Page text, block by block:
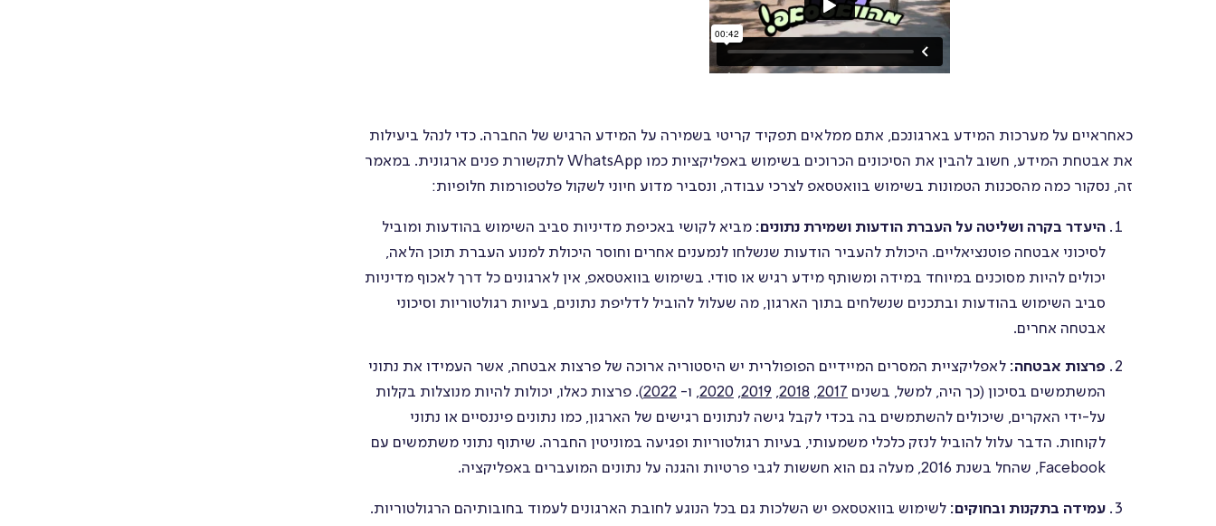
משימות
דסק
ארועים
ניהול
הערכה
והוקרה
מבחנים
ושאלונים
ציר זמן
כאחראיים על מערכות המידע בארגונכם, אתם ממלאים תפקיד קריטי בשמירה על המידע הרגיש של החברה. כדי לנהל ביעילות
את אבטחת המידע, חשוב להבין את הסיכונים הכרוכים בשימוש באפליקציות כמו WhatsApp לתקשורת פנים ארגונית. במאמר
זה, נסקור כמה מהסכנות הטמונות בשימוש בוואטסאפ לצרכי עבודה, ונסביר מדוע חיוני לשקול פלטפורמות חלופיות:
היעדר בקרה ושליטה על העברת הודעות ושמירת נתונים: מביא לקושי באכיפת מדיניות סביב השימוש בהודעות ומוביל
לסיכוני אבטחה פוטנציאליים. היכולת להעביר הודעות שנשלחו לנמענים אחרים וחוסר היכולת למנוע העברת תוכן הלאה,
יכולים להיות מסוכנים במיוחד במידה ומשותף מידע רגיש או סודי. בשימוש בוואטסאפ, אין לארגונים כל דרך לאכוף מדיניות
סביב השימוש בהודעות ובתכנים שנשלחים בתוך הארגון, מה שעלול להוביל לדליפת נתונים, בעיות רגולטוריות וסיכוני
אבטחה אחרים.
פרצות אבטחה: לאפליקציית המסרים המיידיים הפופולרית יש היסטוריה ארוכה של פרצות אבטחה, אשר העמידו את נתוני
המשתמשים בסיכון (כך היה, למשל, בשנים 2017
,
2018
,
2019
,
2020, ו- 2022). פרצות כאלו, יכולות להיות מנוצלות בקלות
על-ידי האקרים, שיכולים להשתמשים בה בכדי לקבל גישה לנתונים רגישים של הארגון, כמו נתונים פיננסיים או נתוני
לקוחות. הדבר עלול להוביל לנזק כלכלי משמעותי, בעיות רגולטוריות ופגיעה במוניטין החברה. שיתוף נתוני משתמשים עם
Facebook, שהחל בשנת 2016, מעלה גם הוא חששות לגבי פרטיות והגנה על נתונים המועברים באפליקציה.
עמידה בתקנות ובחוקים: לשימוש בוואטסאפ יש השלכות גם בכל הנוגע לחובת הארגונים לעמוד בחובותיהם הרגולטוריות.